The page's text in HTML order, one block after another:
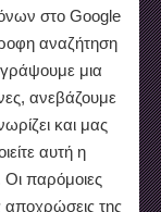
στο Google
αναζήτηση
μια
ανεβάζουμε
και μας
αυτή η
Οι παρόμοιες
αποχρώσεις της